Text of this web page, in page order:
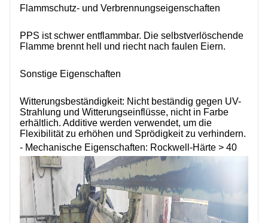
Flammschutz- und Verbrennungseigenschaften
PPS ist schwer entflammbar. Die selbstverlöschende
Flamme brennt hell und riecht nach faulen Eiern.
Sonstige Eigenschaften
Witterungsbeständigkeit: Nicht beständig gegen UV-
Strahlung und Witterungseinflüsse, nicht in Farbe
erhältlich. Additive werden verwendet, um die
Flexibilität zu erhöhen und Sprödigkeit zu verhindern.
- Mechanische Eigenschaften: Rockwell-Härte > 40